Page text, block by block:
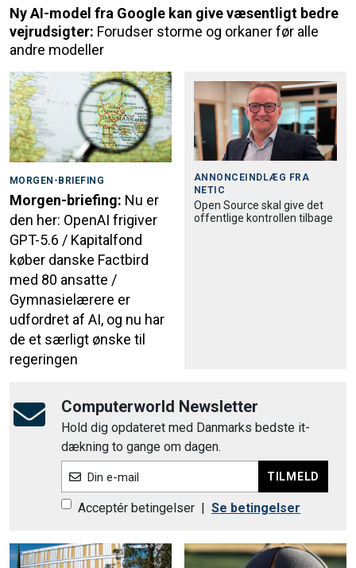
Ny AI-model fra Google kan give væsentligt bedre
vejrudsigter: Forudser storme og orkaner før alle
andre modeller
MORGEN-BRIEFING
Morgen-briefing: Nu er
den her: OpenAI frigiver
GPT-5.6 / Kapitalfond
køber danske Factbird
med 80 ansatte /
Gymnasielærere er
udfordret af AI, og nu har
de et særligt ønske til
regeringen
ANNONCEINDLÆG FRA
NETIC
Open Source skal give det
offentlige kontrollen tilbage
Computerworld Newsletter
Hold dig opdateret med Danmarks bedste it-
dækning to gange om dagen.
Din e-mail TILMELD
Acceptér betingelser Se betingelser